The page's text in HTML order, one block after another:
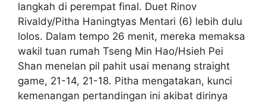
langkah di perempat final. Duet Rinov
Rivaldy/Pitha Haningtyas Mentari (6) lebih dulu
lolos. Dalam tempo 26 menit, mereka memaksa
wakil tuan rumah Tseng Min Hao/Hsieh Pei
Shan menelan pil pahit usai menang straight
game, 21-14, 21-18. Pitha mengatakan, kunci
kemenangan pertandingan ini akibat dirinya